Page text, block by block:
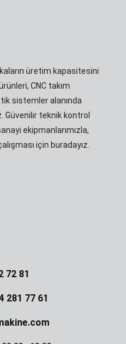
üretim kapasitesini
CNC takım
sistemler alanında
Güvenilir teknik kontrol
ekipmanlarımızla,
için buradayız.
72 81
281 77 61